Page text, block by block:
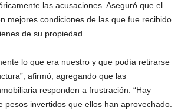
las acusaciones. Aseguró que el
mejores condiciones de las que fue recibido
de su propiedad.
lo que era nuestro y que podía retirarse
afirmó, agregando que las
responden a frustración. “Hay
pesos invertidos que ellos han aprovechado.